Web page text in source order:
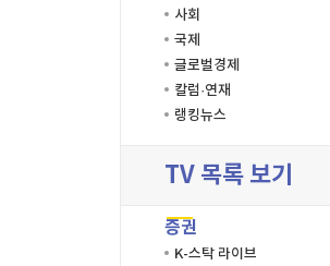
사회
국제
글로벌경제
칼럼·연재
랭킹뉴스
TV 목록 보기
증권
K-스탁 라이브